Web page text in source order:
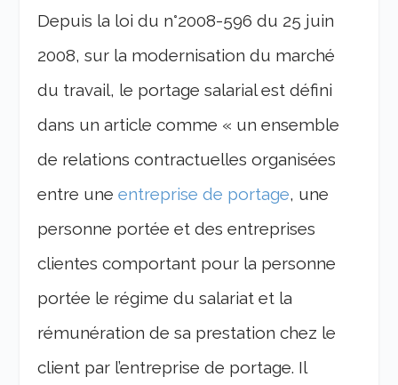
Depuis la loi du n°2008-596 du 25 juin
2008, sur la modernisation du marché
du travail, le portage salarial est défini
dans un article comme « un ensemble
de relations contractuelles organisées
entre uneentreprise de portage, une
personne portée et des entreprises
clientes comportant pour la personne
portée le régime du salariat et la
rémunération de sa prestation chez le
client par l’entreprise de portage. Il